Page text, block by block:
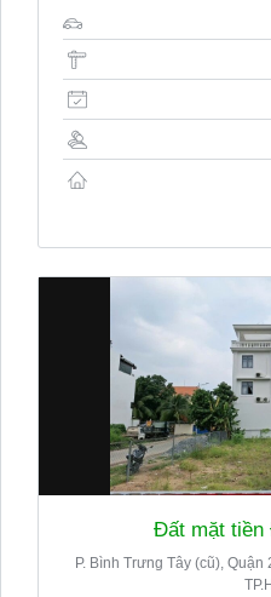
Đất mặt
P. Bình Trưng Tây (cũ),